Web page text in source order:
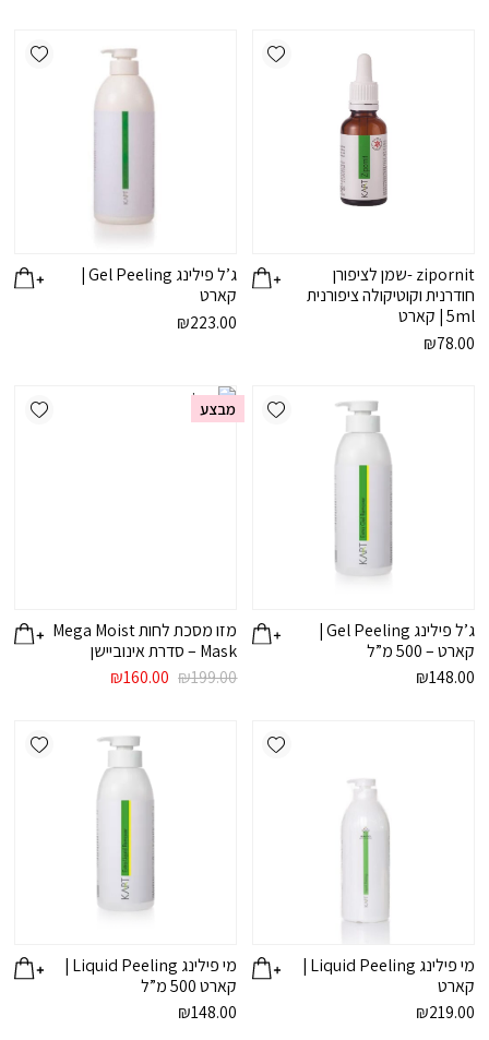
₪144.00.
₪120.00.
Add wishlist
zipornit -שמן לציפורן
חודרנית וקוטיקולה ציפורנית
5ml | קארט
₪78.00
ג’ל פילינג Gel Peeling |
קארט
₪223.00
Add wishlist
ג’ל פילינג Gel Peeling |
קארט – 500 מ”ל
₪148.00
מבצע
מזו מסכת לחות Mega Moist
Mask – סדרת אינוביישן
₪199.00
המחיר
₪199.00.
₪160.00 המחיר
₪160.00.
Add wishlist
מי פילינג Liquid Peeling |
קארט
₪219.00
מי פילינג Liquid Peeling |
קארט 500 מ”ל
₪148.00